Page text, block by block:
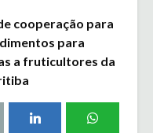
cooperação para
para
a fruticultores da